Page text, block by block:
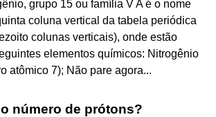
grupo 15 ou família V A é o nome
coluna vertical da tabela periódica
colunas verticais), onde estão
elementos químicos: Nitrogênio
atômico 7); Não pare agora...
número de prótons?